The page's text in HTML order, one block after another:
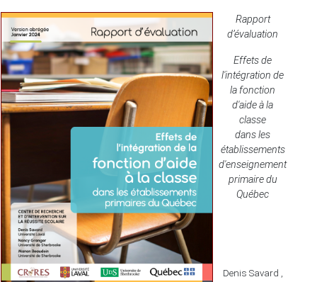
Rapport
d’évaluation
Effets de
l'intégration de
la fonction
d'aide à la
classe
dans les
établissements
d'enseignement
primaire du
Québec
Denis Savard ,